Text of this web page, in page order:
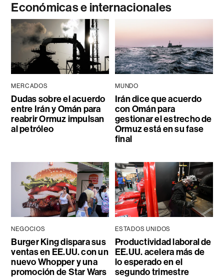
Económicas e internacionales
MERCADOS
Dudas sobre el acuerdo
entre Irán y Omán para
reabrir Ormuz impulsan
al petróleo
MUNDO
Irán dice que acuerdo
con Omán para
gestionar el estrecho de
Ormuz está en su fase
final
NEGOCIOS
Burger King dispara sus
ventas en EE.UU. con un
nuevo Whopper y una
promoción de Star Wars
ESTADOS UNIDOS
Productividad laboral de
EE.UU. acelera más de
lo esperado en el
segundo trimestre